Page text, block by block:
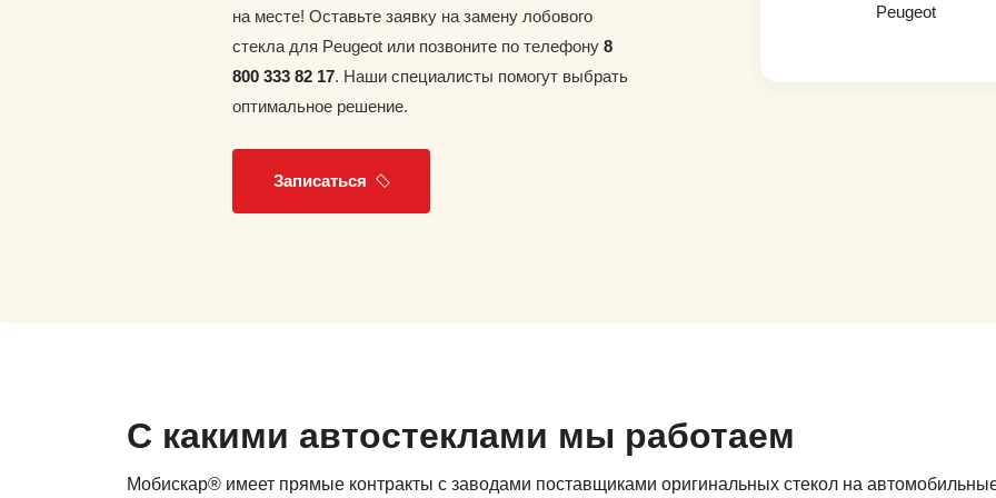
на месте! Оставьте заявку на замену лобового
стекла для Peugeot или позвоните по телефону 8
800 333 82 17. Наши специалисты помогут выбрать
оптимальное решение.
Записаться
Peugeot
С какими автостеклами мы работаем
Мобискар® имеет прямые контракты с заводами поставщиками оригинальных стекол на